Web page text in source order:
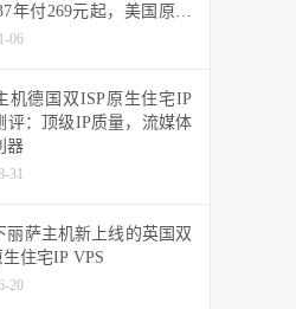
年付269元起，美国原生
ISP家宽IP，可选高防
06
机德国双ISP原生住宅IP
评：顶级IP质量，流媒体
器
31
丽萨主机新上线的英国双
生住宅IP VPS
20